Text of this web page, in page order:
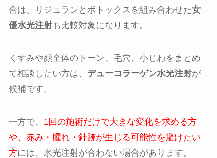
合は、リジュランとボトックスを組み合わせた女
優水光注射も比較対象になります。
くすみや顔全体のトーン、毛穴、小じわをまとめ
て相談したい方は、 デューコラーゲン水光注射が
候補です。
一方で、 1回の施術だけで大きな変化を求める方
や、赤み・腫れ・針跡が生じる可能性を避けたい
方には、水光注射が合わない場合があります。